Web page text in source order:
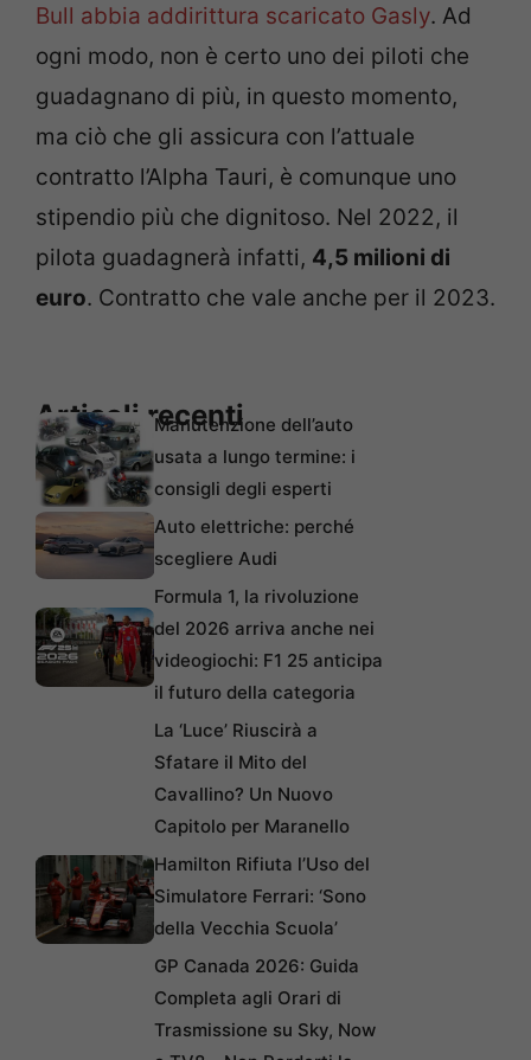
Bull abbia addirittura scaricato Gasly. Ad
ogni modo, non è certo uno dei piloti che
guadagnano di più, in questo momento,
ma ciò che gli assicura con l’attuale
contratto l’Alpha Tauri, è comunque uno
stipendio più che dignitoso. Nel 2022, il
pilota guadagnerà infatti, 4,5 milioni di
euro. Contratto che vale anche per il 2023.
Articoli recentiManutenzione dell’auto
usata a lungo termine: i
consigli degli esperti
Auto elettriche: perché
scegliere Audi
Formula 1, la rivoluzione
del 2026 arriva anche nei
videogiochi: F1 25 anticipa
il futuro della categoria
La ‘Luce’ Riuscirà a
Sfatare il Mito del
Cavallino? Un Nuovo
Capitolo per Maranello
Hamilton Rifiuta l’Uso del
Simulatore Ferrari: ‘Sono
della Vecchia Scuola’
GP Canada 2026: Guida
Completa agli Orari di
Trasmissione su Sky, Now